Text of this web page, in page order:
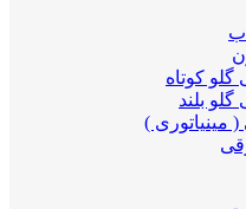
کوتاه
بلند
مینیاتوری )